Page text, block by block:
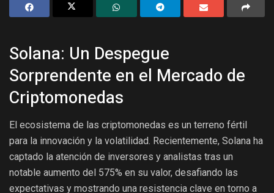
Solana: Un Despegue
Sorprendente en el Mercado de
Criptomonedas
El ecosistema de las criptomonedas es un terreno fértil
para la innovación y la volatilidad. Recientemente, Solana ha
captado la atención de inversores y analistas tras un
notable aumento del 575% en su valor, desafiando las
expectativas y mostrando una resistencia clave en torno a